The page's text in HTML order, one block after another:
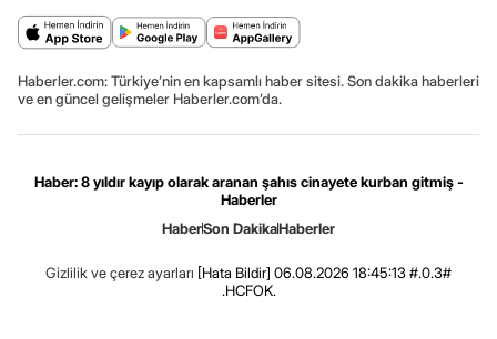
Haberler.com: Türkiye’nin en kapsamlı haber sitesi. Son dakika haberleri
ve en güncel gelişmeler Haberler.com’da.
Haber: 8 yıldır kayıp olarak aranan şahıs cinayete kurban gitmiş -
Haberler
HaberSon DakikaHaberler
Gizlilik ve çerez ayarları [Hata Bildir] 06.08.2026 18:45:13 #.0.3#
.HCFOK.